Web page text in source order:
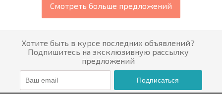
Смотреть больше предложений
Хотите быть в курсе последних объявлений?
Подпишитесь на эксклюзивную рассылку
предложений
Подписаться